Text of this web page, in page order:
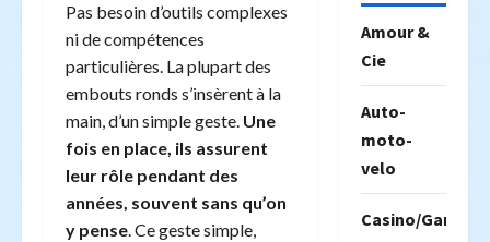
Pas besoin d’outils complexes
ni de compétences
particulières. La plupart des
embouts ronds s’insèrent à la
main, d’un simple geste. Une
fois en place, ils assurent
leur rôle pendant des
années, souvent sans qu’on
y pense. Ce geste simple,
Amour &
Cie
Auto-
moto-
velo
Casino/